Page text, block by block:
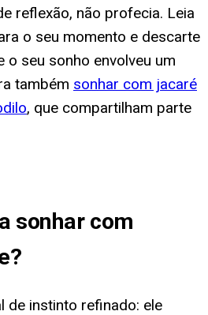
reflexão, não profecia. Leia
o seu momento e descarte
o seu sonho envolveu um
também sonhar com jacaré
, que compartilham parte
sonhar com
?
de instinto refinado: ele